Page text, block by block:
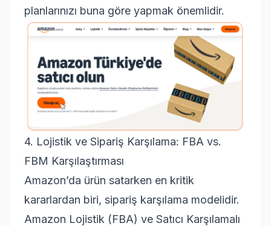
planlarınızı buna göre yapmak önemlidir.
4. Lojistik ve Sipariş Karşılama: FBA vs.
FBM Karşılaştırması
Amazon’da ürün satarken en kritik
kararlardan biri, sipariş karşılama modelidir.
Amazon Lojistik (FBA) ve Satıcı Karşılamalı